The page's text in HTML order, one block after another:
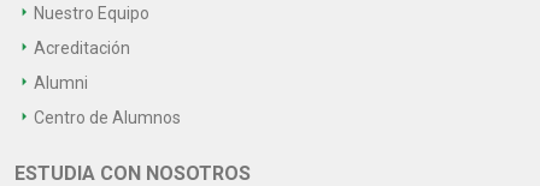
Nuestro Equipo
Acreditación
Alumni
Centro de Alumnos
ESTUDIA CON NOSOTROS